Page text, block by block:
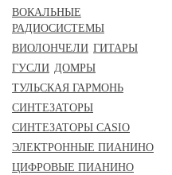
ВОКАЛЬНЫЕ
РАДИОСИСТЕМЫ
ВИОЛОНЧЕЛИ ГИТАРЫ
ГУСЛИ ДОМРЫ
ТУЛЬСКАЯ ГАРМОНЬ
СИНТЕЗАТОРЫ
СИНТЕЗАТОРЫ CASIO
ЭЛЕКТРОННЫЕ ПИАНИНО
ЦИФРОВЫЕ ПИАНИНО